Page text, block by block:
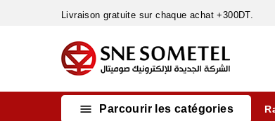
Livraison gratuite sur chaque achat
 Parcourir les catégories